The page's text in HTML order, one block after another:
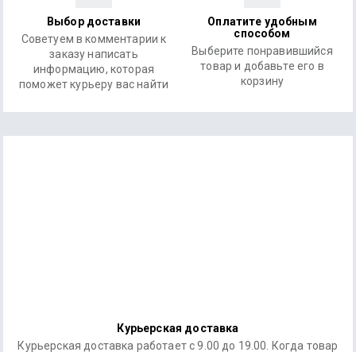
Выбор доставки
Советуем в комментарии к
заказу написать
информацию, которая
поможет курьеру вас найти
Оплатите удобным
способом
Выберите понравившийся
товар и добавьте его в
корзину
Курьерская доставка
Курьерская доставка работает с 9.00 до 19.00. Когда товар